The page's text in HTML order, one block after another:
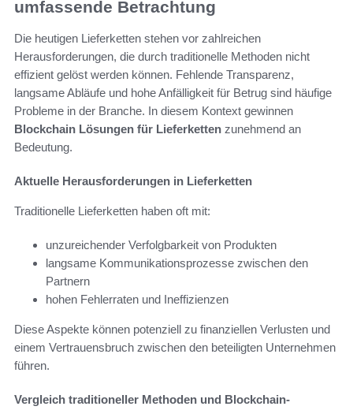
umfassende Betrachtung
Die heutigen Lieferketten stehen vor zahlreichen
Herausforderungen, die durch traditionelle Methoden nicht
effizient gelöst werden können. Fehlende Transparenz,
langsame Abläufe und hohe Anfälligkeit für Betrug sind häufige
Probleme in der Branche. In diesem Kontext gewinnen
Blockchain Lösungen für Lieferketten zunehmend an
Bedeutung.
Aktuelle Herausforderungen in Lieferketten
Traditionelle Lieferketten haben oft mit:
unzureichender Verfolgbarkeit von Produkten
langsame Kommunikationsprozesse zwischen den
Partnern
hohen Fehlerraten und Ineffizienzen
Diese Aspekte können potenziell zu finanziellen Verlusten und
einem Vertrauensbruch zwischen den beteiligten Unternehmen
führen.
Vergleich traditioneller Methoden und Blockchain-